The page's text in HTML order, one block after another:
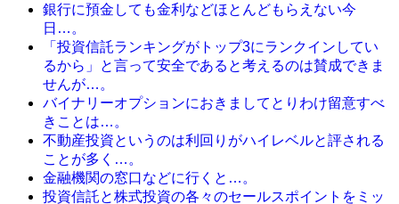
銀行に預金しても金利などほとんどもらえない今
日…。
「投資信託ランキングがトップ3にランクインしてい
るから」と言って安全であると考えるのは賛成できま
せんが…。
バイナリーオプションにおきましてとりわけ留意すべ
きことは…。
不動産投資というのは利回りがハイレベルと評される
ことが多く…。
金融機関の窓口などに行くと…。
投資信託と株式投資の各々のセールスポイントをミッ